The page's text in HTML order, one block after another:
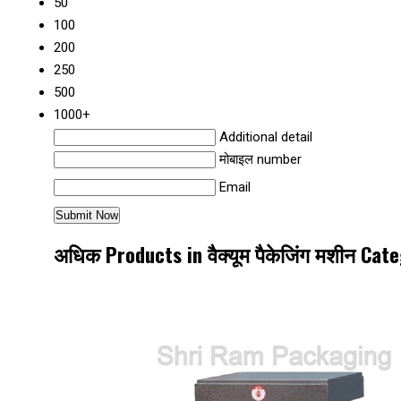
100
200
250
500
1000+
Additional detail
मोबाइल number
Email
अधिक Products in वैक्यूम पैकेजिंग मशीन